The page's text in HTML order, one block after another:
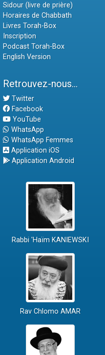
Sidour (livre de prière)
Horaires de Chabbath
Livres Torah-Box
Inscription
Podcast Torah-Box
English Version
Retrouvez-nous...
Twitter
Facebook
YouTube
WhatsApp
WhatsApp Femmes
Application iOS
Application Android
Rabbi 'Haïm KANIEWSKI
Rav Chlomo AMAR